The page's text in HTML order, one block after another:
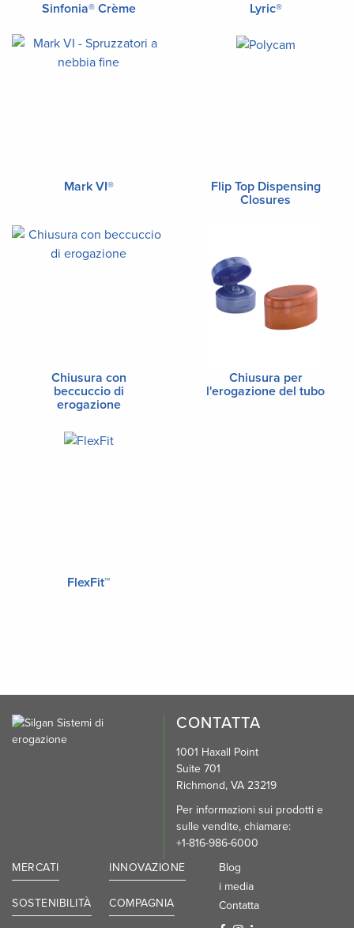
Sinfonia® Crème Lyric®
Mark VI®
Flip Top Dispensing
Closures
Chiusura con
beccuccio di
erogazione
Chiusura per
l'erogazione del tubo
FlexFit™
CONTATTA
1001 Haxall Point
Suite 701
Richmond, VA 23219
Per informazioni sui prodotti e
sulle vendite, chiamare:
+1-816-986-6000
MERCATI
SOSTENIBILITÀ
INNOVAZIONE
COMPAGNIA
Blog
i media
Contatta